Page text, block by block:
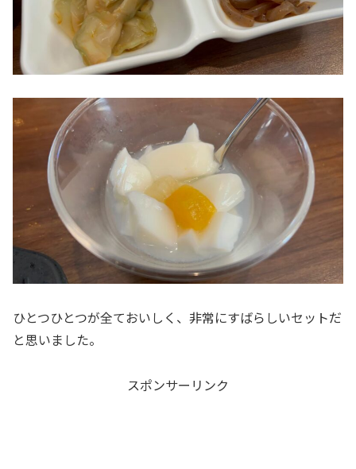
ひとつひとつが全ておいしく、非常にすばらしいセットだ
と思いました。
スポンサーリンク